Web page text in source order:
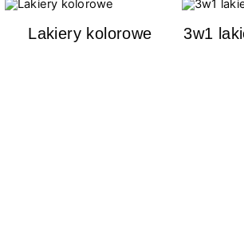
Lakiery kolorowe 3w1